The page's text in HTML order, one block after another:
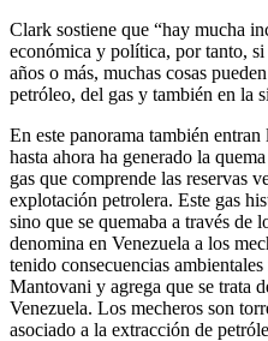
Clark sostiene que “hay mucha
económica y política, por tanto,
años o más, muchas cosas
petróleo, del gas y también en la
En este panorama también
hasta ahora ha generado la
gas que comprende las reservas
explotación petrolera. Este gas
sino que se quemaba a través de
denomina en Venezuela a los
tenido consecuencias
Mantovani y agrega que se trata
Venezuela. Los mecheros son
asociado a la extracción de